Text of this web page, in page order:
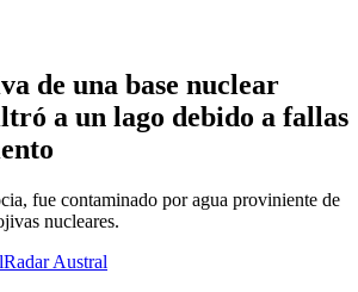
de una base nuclear
a un lago debido a fallas
fue contaminado por agua proviniente de
nucleares.
Radar Austral